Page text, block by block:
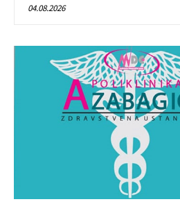
04.08.2026